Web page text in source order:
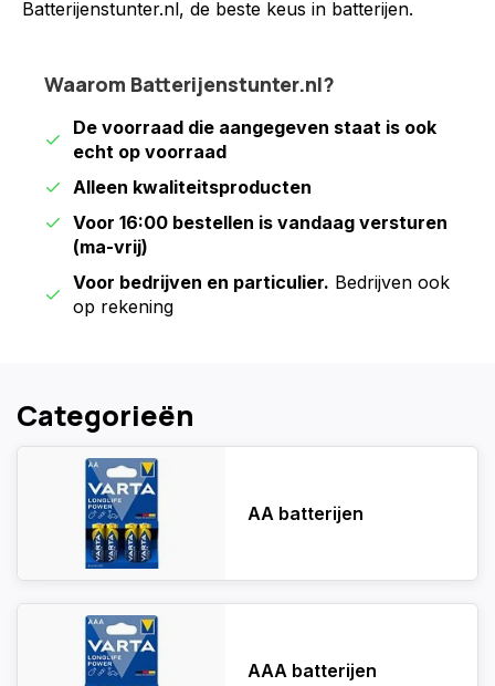
Batterijenstunter.nl, de beste keus in batterijen.
Waarom Batterijenstunter.nl?
De voorraad die aangegeven staat is ook
echt op voorraad
Alleen kwaliteitsproducten
Voor 16:00 bestellen is vandaag versturen
(ma-vrij)
Voor bedrijven en particulier. Bedrijven ook
op rekening
Categorieën
AA batterijen
AAA batterijen